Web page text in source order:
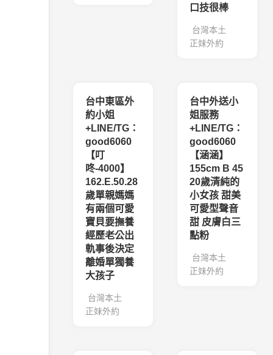
口技很棒
台灣本土
正妹外約
台中東區外
約小姐
+LINE/TG：
good6060
【叮
咚-4000】
162.E.50.28
歲單親媽媽
有兩個可愛
寶貝要撫養
經歷老公出
軌事後決定
離婚單獨養
大孩子
台灣本土
正妹外約
台中外送小
姐服務
+LINE/TG：
good6060
【涵涵】
155cm B 45
20歲清純的
小女孩 甜美
可愛型聲音
甜 皮膚白三
點粉
台灣本土
正妹外約